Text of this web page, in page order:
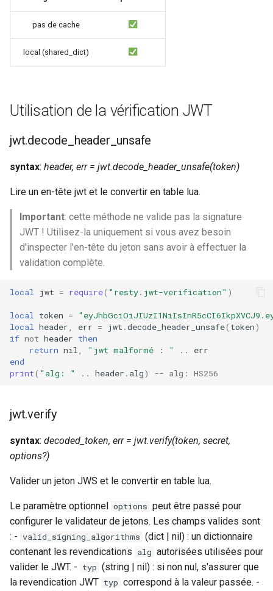
zstd
pas de cache
local (shared_dict)
Utilisation de la vérification JWT
jwt.decode_header_unsafe
syntax: header, err = jwt.decode_header_unsafe(token)
Lire un en-tête jwt et le convertir en table lua.
Important: cette méthode ne valide pas la signature
JWT ! Utilisez-la uniquement si vous avez besoin
d'inspecter l'en-tête du jeton sans avoir à effectuer la
validation complète.
local jwt = require( "resty.jwt-verification" )
local token =
local
header err = jwt .decode_header_unsafe( token)
if not header then
return nil "jwt malformé : " ..
err
end
print( "alg: " .. header . alg) -- alg: HS256
jwt.verify
syntax: decoded_token, err = jwt.verify(token, secret,
options?)
Valider un jeton JWS et le convertir en table lua.
Le paramètre optionnel options peut être passé pour
configurer le validateur de jetons. Les champs valides sont
: - valid_signing_algorithms (dict | nil) : un dictionnaire
contenant les revendications alg autorisées utilisées pour
valider le JWT. - typ (string | nil) : si non nul, s'assurer que
la revendication JWT typ correspond à la valeur passée. -